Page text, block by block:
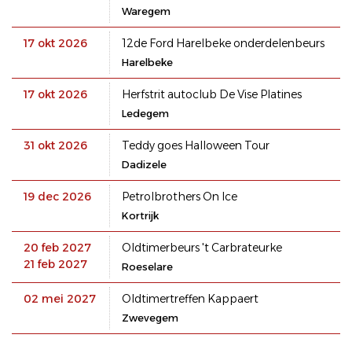
Waregem
17 okt 2026 12de Ford Harelbeke onderdelenbeurs
Harelbeke
17 okt 2026 Herfstrit autoclub De Vise Platines
Ledegem
31 okt 2026 Teddy goes Halloween Tour
Dadizele
19 dec 2026 Petrolbrothers On Ice
Kortrijk
20 feb 2027
21 feb 2027
Oldtimerbeurs 't Carbrateurke
Roeselare
02 mei 2027 Oldtimertreffen Kappaert
Zwevegem